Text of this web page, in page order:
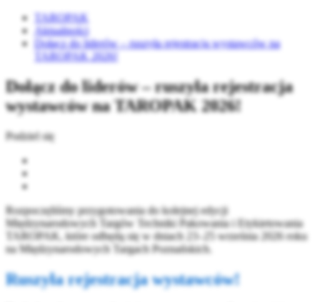
TAROPAK
Aktualności
Dołącz do liderów – ruszyła rejestracja wystawców na
TAROPAK 2026!
Dołącz do liderów – ruszyła rejestracja
wystawców na TAROPAK 2026!
Podziel się
Rozpoczęliśmy przygotowania do kolejnej edycji
Międzynarodowych Targów Techniki Pakowania i Etykietowania
TAROPAK, które odbędą się w dniach 23–25 września 2026 roku
na Międzynarodowych Targach Poznańskich.
Ruszyła rejestracja wystawców!